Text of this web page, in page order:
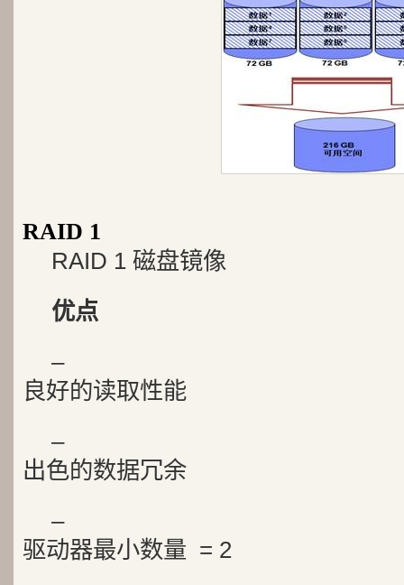
RAID 1
RAID 1 磁盘镜像
优点
–
良好的读取性能
–
出色的数据冗余
–
驱动器最小数量 = 2